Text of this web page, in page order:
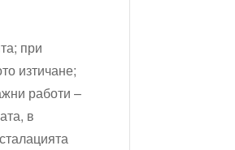
при
изтичане;
работи –
в